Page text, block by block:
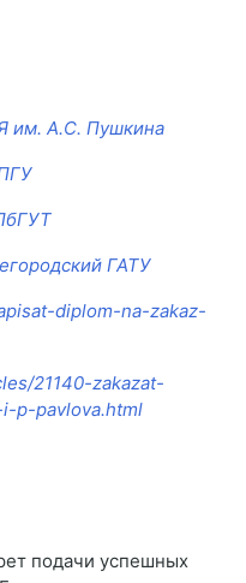
им. А.С. Пушкина
ГАТУ
diplom-na-zakaz-
21140-zakazat-
p-pavlova.html
подачи успешных